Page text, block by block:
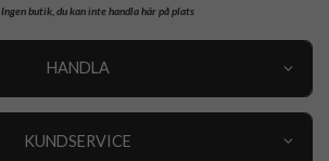
Ingen butik, du kan inte handla här på plats
HANDLA
KUNDSERVICE